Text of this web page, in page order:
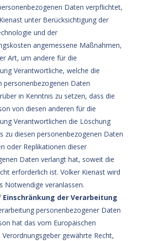
Daten verpflichtet,
unter Berücksichtigung der
und der
angemessene Maßnahmen,
Art, um andere für die
Verantwortliche, welche die
personenbezogenen Daten
in Kenntnis zu setzen, dass die
von diesen anderen für die
Verantwortlichen die Löschung
zu diesen personenbezogenen Daten
oder Replikationen dieser
Daten verlangt hat, soweit die
erforderlich ist. Volker Kienast wird
Notwendige veranlassen.
Einschränkung der Verarbeitung
personenbezogener Daten
hat das vom Europäischen
Verordnungsgeber gewährte Recht,